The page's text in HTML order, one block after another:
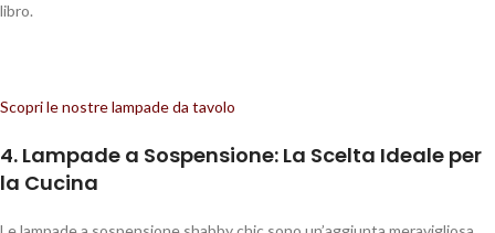
libro.
Scopri le nostre lampade da tavolo
4. Lampade a Sospensione: La Scelta Ideale per
la Cucina